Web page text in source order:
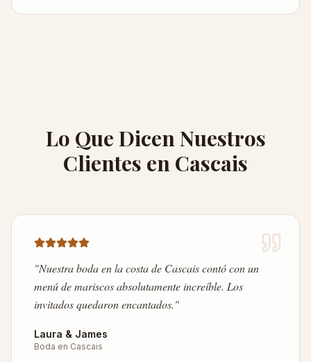
Lo Que Dicen Nuestros
Clientes en Cascais
"Nuestra boda en la costa de Cascais contó con un
menú de mariscos absolutamente increíble. Los
invitados quedaron encantados."
Laura & James
Boda en Cascais